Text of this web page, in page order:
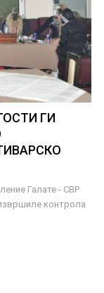
ГИ
Галате - СВР
контрола